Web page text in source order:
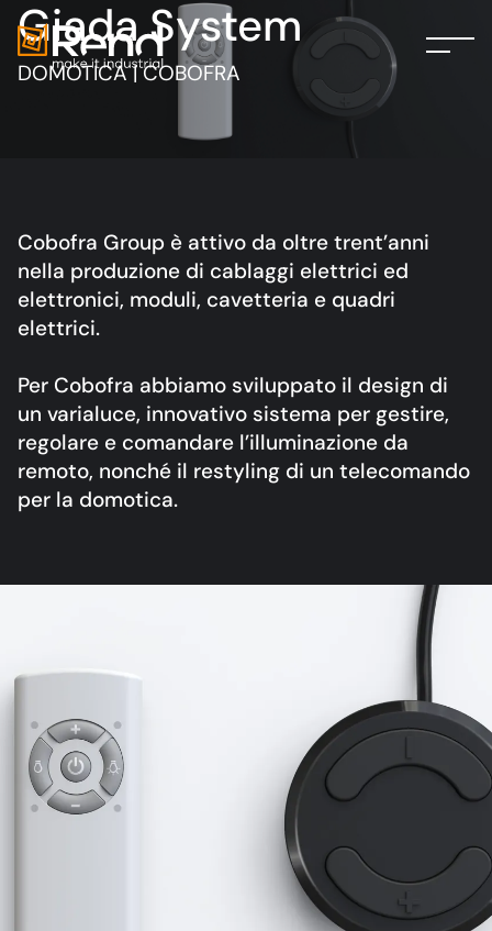
Giada System
DOMOTICA | COBOFRA
Cobofra Group è attivo da oltre trent’anni
nella produzione di cablaggi elettrici ed
elettronici, moduli, cavetteria e quadri
elettrici.
Per Cobofra abbiamo sviluppato il design di
un varialuce, innovativo sistema per gestire,
regolare e comandare l’illuminazione da
remoto, nonché il restyling di un telecomando
per la domotica.